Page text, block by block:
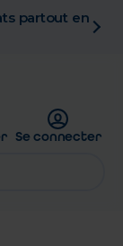
partout en
Se connecter